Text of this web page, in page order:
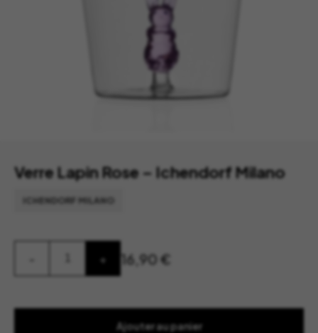
Verre Lapin Rose – Ichendorf Milano
ICHENDORF MILANO
quantité
–
+ 16,90 €
Ajouter au panier